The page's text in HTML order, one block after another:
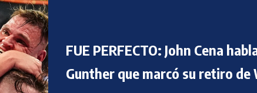
FUE PERFECTO: John Cena
Gunther que marcó su retiro de